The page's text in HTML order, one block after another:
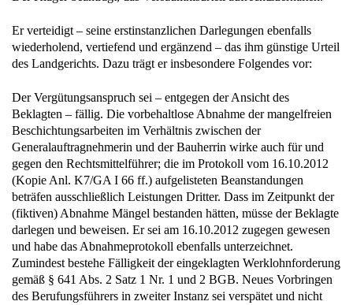
Er verteidigt – seine erstinstanzlichen Darlegungen ebenfalls
wiederholend, vertiefend und ergänzend – das ihm günstige Urteil
des Landgerichts. Dazu trägt er insbesondere Folgendes vor:
Der Vergütungsanspruch sei – entgegen der Ansicht des
Beklagten – fällig. Die vorbehaltlose Abnahme der mangelfreien
Beschichtungsarbeiten im Verhältnis zwischen der
Generalauftragnehmerin und der Bauherrin wirke auch für und
gegen den Rechtsmittelführer; die im Protokoll vom 16.10.2012
(Kopie Anl. K7/GA I 66 ff.) aufgelisteten Beanstandungen
beträfen ausschließlich Leistungen Dritter. Dass im Zeitpunkt der
(fiktiven) Abnahme Mängel bestanden hätten, müsse der Beklagte
darlegen und beweisen. Er sei am 16.10.2012 zugegen gewesen
und habe das Abnahmeprotokoll ebenfalls unterzeichnet.
Zumindest bestehe Fälligkeit der eingeklagten Werklohnforderung
gemäß § 641 Abs. 2 Satz 1 Nr. 1 und 2 BGB. Neues Vorbringen
des Berufungsführers in zweiter Instanz sei verspätet und nicht